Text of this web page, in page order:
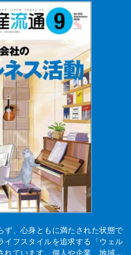
ず、心身ともに満たされた状態で
イフスタイルを追求する「ウェル
れています。個人や企業、地域…